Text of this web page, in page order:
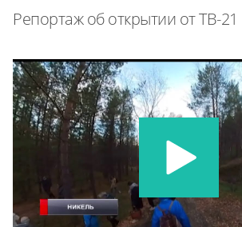
Репортаж об открытии от ТВ-21